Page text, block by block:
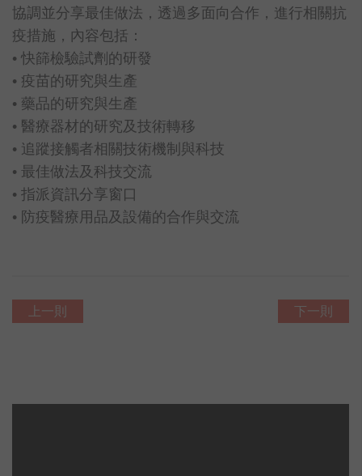
協調並分享最佳做法，透過多面向合作，進行相關抗
疫措施，內容包括：
• 快篩檢驗試劑的研發
• 疫苗的研究與生產
• 藥品的研究與生產
• 醫療器材的研究及技術轉移
• 追蹤接觸者相關技術機制與科技
• 最佳做法及科技交流
• 指派資訊分享窗口
• 防疫醫療用品及設備的合作與交流
上一則 下一則